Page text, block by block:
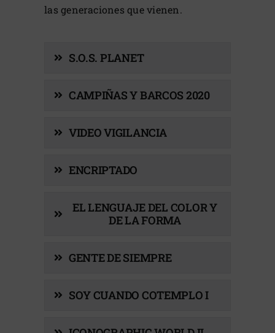
las generaciones que vienen.
S.O.S. PLANET
CAMPIÑAS Y BARCOS 2020
VIDEO VIGILANCIA
ENCRIPTADO
EL LENGUAJE DEL COLOR Y
DE LA FORMA
GENTE DE SIEMPRE
SOY CUANDO COTEMPLO I